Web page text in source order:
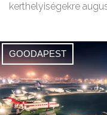
kerthelyiségekre
GOODAPEST